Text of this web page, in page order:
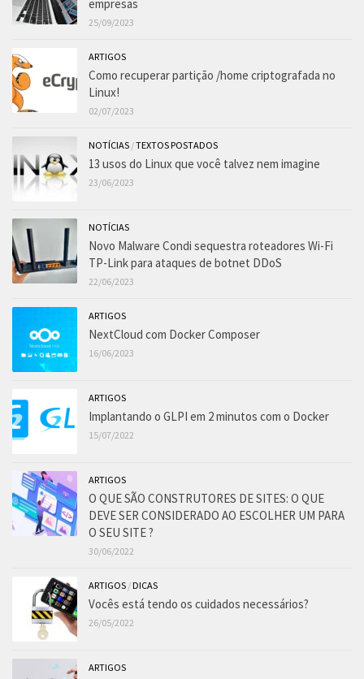
empresas
25/09/2023
ARTIGOS
Como recuperar partição /home criptografada no
Linux!
02/07/2023
NOTÍCIAS /TEXTOS POSTADOS
13 usos do Linux que você talvez nem imagine
23/06/2023
NOTÍCIAS
Novo Malware Condi sequestra roteadores Wi-Fi
TP-Link para ataques de botnet DDoS
22/06/2023
ARTIGOS
NextCloud com Docker Composer
16/06/2023
ARTIGOS
Implantando o GLPI em 2 minutos com o Docker
15/07/2022
ARTIGOS
O QUE SÃO CONSTRUTORES DE SITES: O QUE
DEVE SER CONSIDERADO AO ESCOLHER UM PARA
O SEU SITE ?
30/06/2022
ARTIGOS /DICAS
Vocês está tendo os cuidados necessários?
26/05/2022
ARTIGOS